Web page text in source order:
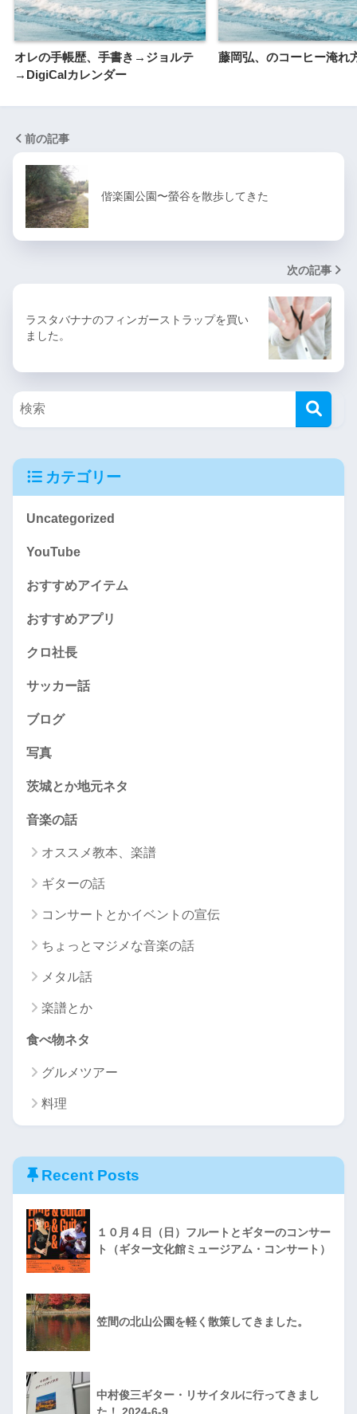
オレの手帳歴、手書き→ジョルテ
→DigiCalカレンダー
藤岡弘、のコーヒー淹れ
前の記事
偕楽園公園〜螢谷を散歩してきた
次の記事
ラスタバナナのフィンガーストラップを買い
ました。
カテゴリー
Uncategorized
YouTube
おすすめアイテム
おすすめアプリ
クロ社長
サッカー話
ブログ
写真
茨城とか地元ネタ
音楽の話
オススメ教本、楽譜
ギターの話
コンサートとかイベントの宣伝
ちょっとマジメな音楽の話
メタル話
楽譜とか
食べ物ネタ
グルメツアー
料理
Recent Posts
１０月４日（日）フルートとギターのコンサー
ト（ギター文化館ミュージアム・コンサート）
笠間の北山公園を軽く散策してきました。
中村俊三ギター・リサイタルに行ってきまし